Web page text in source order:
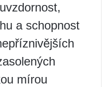
a schopnost
mírou